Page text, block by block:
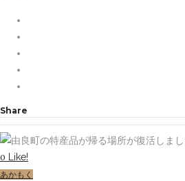
Share
0 Like!
あかもく